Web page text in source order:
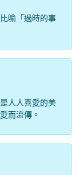
喻「過時的事
人人喜愛的美
而流傳。